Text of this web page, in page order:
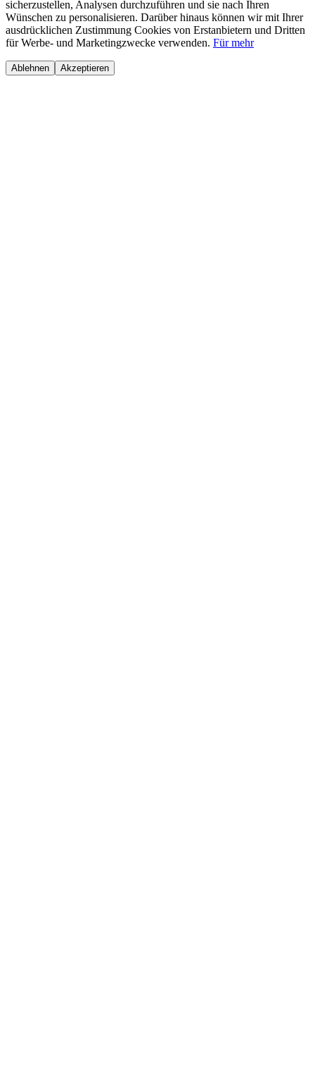
sicherzustellen, Analysen durchzuführen und sie nach Ihren
Wünschen zu personalisieren. Darüber hinaus können wir mit Ihrer
ausdrücklichen Zustimmung Cookies von Erstanbietern und Dritten
für Werbe- und Marketingzwecke verwenden. Für mehr
Ablehnen Akzeptieren